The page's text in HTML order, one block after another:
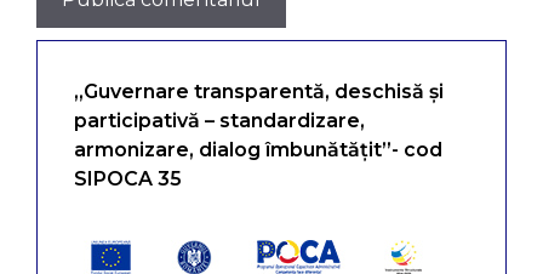
„Guvernare transparentă, deschisă și
participativă – standardizare,
armonizare, dialog îmbunătățit”- cod
SIPOCA 35